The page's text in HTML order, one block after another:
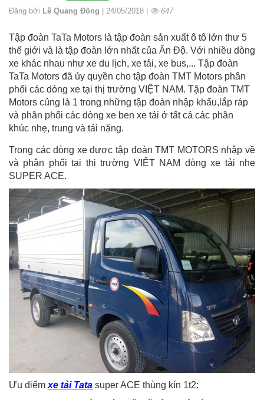
Đăng bởi Lê Quang Đồng | 24/05/2018 | 647
Tập đoàn TaTa Motors là tập đoàn sản xuất ô tô lớn thư 5
thế giới và là tập đoàn lớn nhất của Ấn Độ. Với nhiều dòng
xe khác nhau như xe du lịch, xe tải, xe bus,... Tập đoàn
TaTa Motors đã ủy quyền cho tập đoàn TMT Motors phân
phối các dòng xe tại thị trường VIỆT NAM. Tập đoàn TMT
Motors củng là 1 trong những tập đoàn nhập khẩu,lắp ráp
và phân phối các dòng xe ben xe tải ở tất cả các phân
khúc nhẹ, trung và tải nặng.
Trong các dòng xe được tập đoàn TMT MOTORS nhập về
và phân phối tại thị trường VIỆT NAM dòng xe tải nhẹ
SUPER ACE.
Ưu điểm xe tải Tata super ACE thùng kín 1t2: